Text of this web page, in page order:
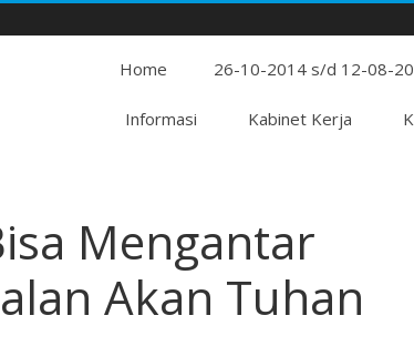
Home 26-10-2014 s/d 12-08-
Informasi Kabinet Kerja
Mengantar
Akan Tuhan